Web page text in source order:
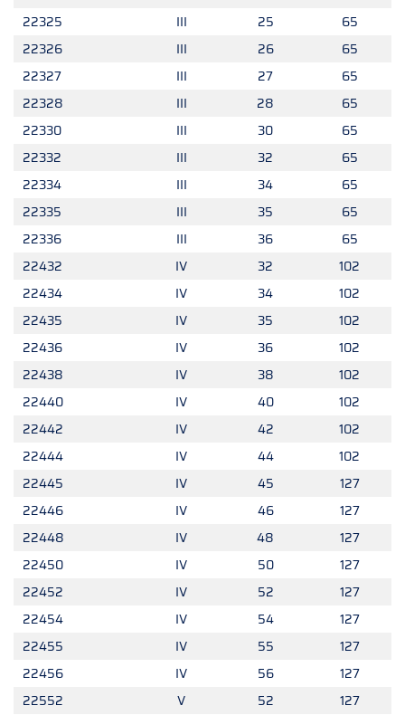
22325
III 25
65
22326
III 26
65
22327
III 27
65
22328
III 28
65
22330
III 30
65
22332
III 32
65
22334
III 34
65
22335
III 35
65
22336
III 36
65
22432
IV 32
102
22434
IV 34
102
22435
IV 35
102
22436
IV 36
102
22438
IV 38
102
22440
IV 40
102
22442
IV 42
102
22444
IV 44
102
22445
IV 45
127
22446
IV 46
127
22448
IV 48
127
22450
IV 50
127
22452
IV 52
127
22454
IV 54
127
22455
IV 55
127
22456
IV 56
127
22552
V 52
127